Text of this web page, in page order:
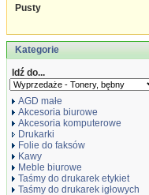
Pusty
Kategorie
Idź do...
AGD małe
Akcesoria biurowe
Akcesoria komputerowe
Drukarki
Folie do faksów
Kawy
Meble biurowe
Taśmy do drukarek etykiet
Taśmy do drukarek igłowych